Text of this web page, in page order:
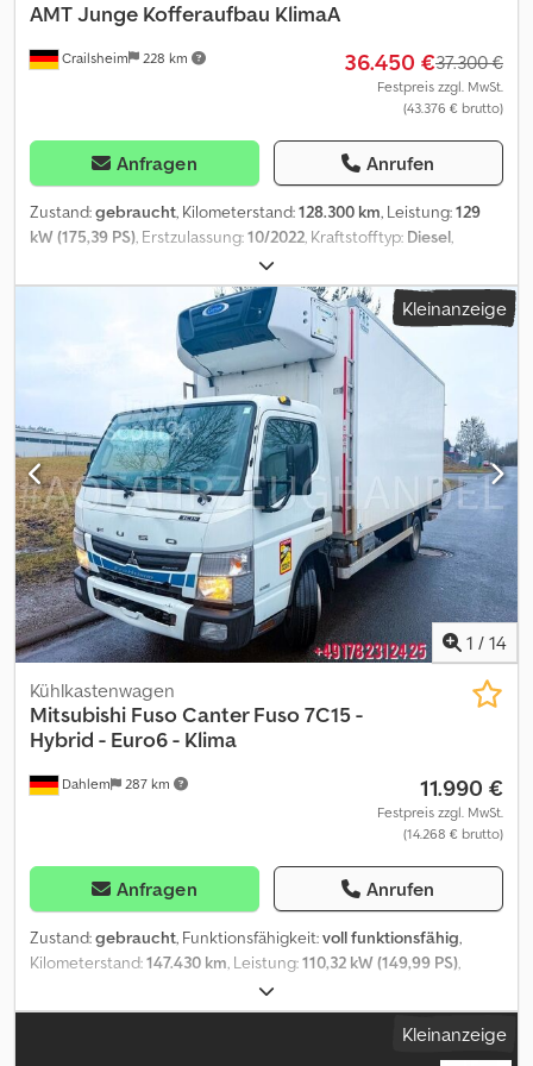
Crailsheim 228 km
AMT Junge Kofferaufbau KlimaA
36.450 €37.300 €
Festpreis zzgl. MwSt.
(43.376 € brutto)
Anfragen Anrufen
Zustand:gebraucht, Kilometerstand:128.300 km, Leistung:129
kW (175,39 PS), Erstzulassung:10/2022, Kraftstofftyp: Diesel,
, Kraftstoff:
mechanisch, Emissionsklasse:Euro6, Federung:Blatt,
Airbag, Klimaanlage, Rußfilter, Tempomat, 581
Klimaautomatik, F62 Rückblickspiegel heizbar, IH9 Radstand 4300
mm, MD9 Tempomat, SA5 Airbag Fahrer, SH6 Fahrer-Komfort-
Schwingsitz&#130; Horizontalfederung Telefonisch sind wir
Montags - Freitags bis 20:00 Uhr und Samstags bis 16:00 Uhr
erreichbar!! Weiteres:!! Leasing/Finanzierung und
Inzahlungnahme möglich!! !! !! -Irrtum und Zwischenverkauf
vorbehalten!! -Alle Angaben ohne Gewähr Dkedpfx Aisxvpbte Ner
Kleinanzeige
1 / 14
Dahlem 287 km
Kühlkastenwagen
Mitsubishi FusoCanter Fuso 7C15 -
Hybrid - Euro6 - Klima
11.990 €
Festpreis zzgl. MwSt.
(14.268 € brutto)
Anfragen Anrufen
Zustand:gebraucht, Funktionsfähigkeit:voll funktionsfähig,
Kilometerstand:147.430 km, Leistung:110,32 kW (149,99 PS),
, Kraftstofftyp:
kg, maximales Ladegewicht:2.970 kg, Gesamtgewicht:7.500 kg,
3.800 mm, Kraftstoff:
Kleinanzeige